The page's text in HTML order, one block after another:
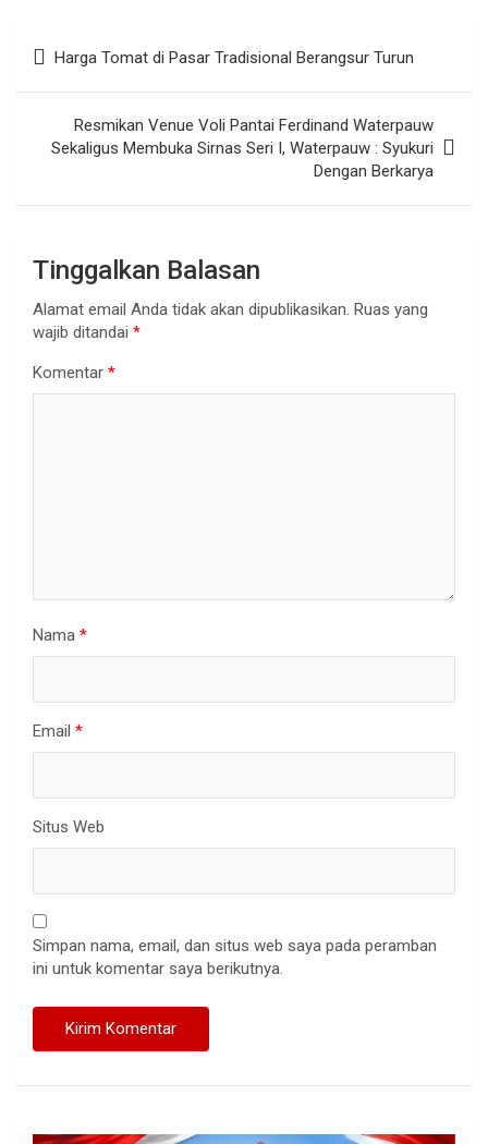
pos
Harga Tomat di Pasar Tradisional Berangsur Turun
Resmikan Venue Voli Pantai Ferdinand Waterpauw
Sekaligus Membuka Sirnas Seri I, Waterpauw : Syukuri
Dengan Berkarya
Tinggalkan Balasan
Alamat email Anda tidak akan dipublikasikan. Ruas yang
wajib ditandai *
Komentar *
Nama *
Email *
Situs Web
Simpan nama, email, dan situs web saya pada peramban
ini untuk komentar saya berikutnya.